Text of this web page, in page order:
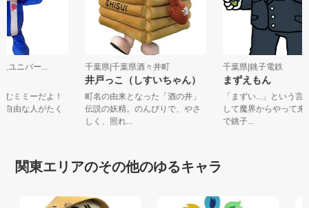
ユニバー...
むミミーだよ！
自由な人がたく
千葉県|千葉県酒々井町
井戸っこ（しすいちゃん）
町名の由来となった「酒の井」
伝説の妖精。のんびりで、やさ
しく、照れ...
千葉県|銚子電鉄
まずえもん
「まずい...」という
して魔界からやって
で銚子...
関東エリアのその他のゆるキャラ